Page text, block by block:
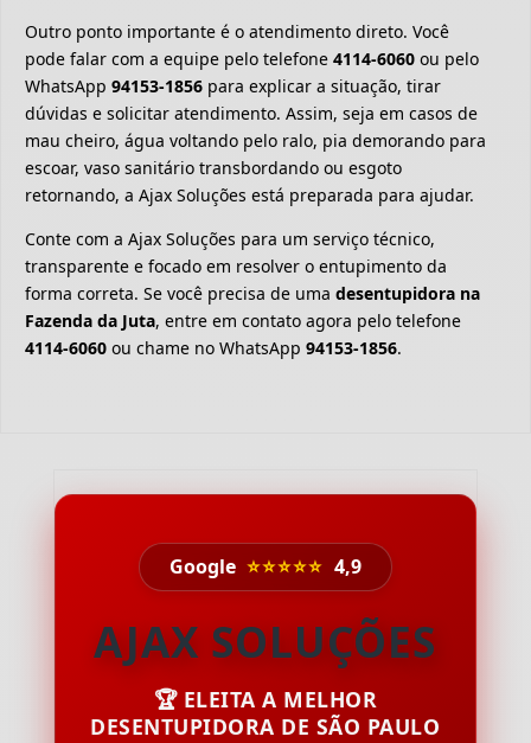
Outro ponto importante é o atendimento direto. Você
pode falar com a equipe pelo telefone 4114-6060 ou pelo
WhatsApp 94153-1856 para explicar a situação, tirar
dúvidas e solicitar atendimento. Assim, seja em casos de
mau cheiro, água voltando pelo ralo, pia demorando para
escoar, vaso sanitário transbordando ou esgoto
retornando, a Ajax Soluções está preparada para ajudar.
Conte com a Ajax Soluções para um serviço técnico,
transparente e focado em resolver o entupimento da
forma correta. Se você precisa de uma desentupidora na
Fazenda da Juta, entre em contato agora pelo telefone
4114-6060 ou chame no WhatsApp 94153-1856.
Google ⭐⭐⭐⭐⭐ 4,9
AJAX SOLUÇÕES
🏆 ELEITA A MELHOR
DESENTUPIDORA DE SÃO PAULO